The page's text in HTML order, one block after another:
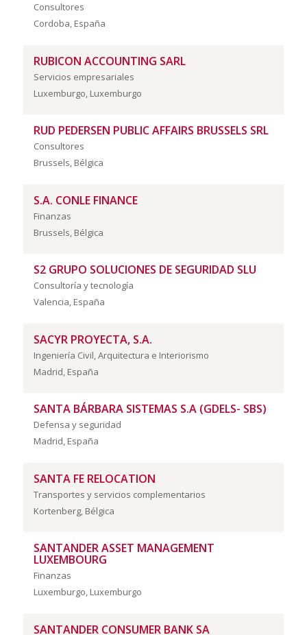
Consultores
Cordoba, España
RUBICON ACCOUNTING SARL
Servicios empresariales
Luxemburgo, Luxemburgo
RUD PEDERSEN PUBLIC AFFAIRS BRUSSELS SRL
Consultores
Brussels, Bélgica
S.A. CONLE FINANCE
Finanzas
Brussels, Bélgica
S2 GRUPO SOLUCIONES DE SEGURIDAD SLU
Consultoría y tecnología
Valencia, España
SACYR PROYECTA, S.A.
Ingeniería Civil, Arquitectura e Interiorismo
Madrid, España
SANTA BÁRBARA SISTEMAS S.A (GDELS- SBS)
Defensa y seguridad
Madrid, España
SANTA FE RELOCATION
Transportes y servicios complementarios
Kortenberg, Bélgica
SANTANDER ASSET MANAGEMENT
LUXEMBOURG
Finanzas
Luxemburgo, Luxemburgo
SANTANDER CONSUMER BANK SA